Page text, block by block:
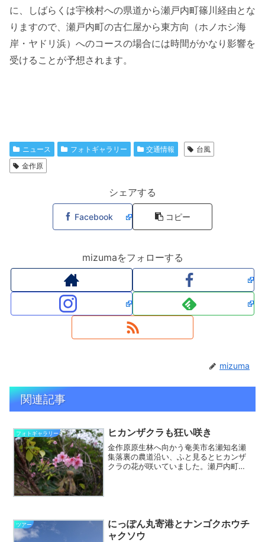
に、しばらくは宇検村への県道から瀬戸内町篠川経由とな
りますので、瀬戸内町の古仁屋から東方向（ホノホシ海
岸・ヤドリ浜）へのコースの場合には時間がかなり影響を
受けることが予想されます。
ニュース フォトギャラリー 交通情報
台風
金作原
シェアする
Facebook コピー
mizumaをフォローする
mizuma
関連記事
フォトギャラリー ヒカンザクラも狂い咲き
金作原原生林へ向かう奄美市名瀬知名瀬
集落裏の農道沿い、ふと見るとヒカンザ
クラの花が咲いていました。瀬戸内町清
ツアー
にっぽん丸寄港とナンゴクホウチ
ャクソウ